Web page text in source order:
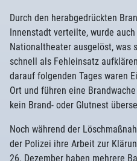
Durch den herabgedrückten
Innenstadt verteilte, wurde
Nationaltheater ausgelöst, was
schnell als Fehleinsatz
darauf folgenden Tages waren
Ort und führen eine
kein Brand- oder Glutnest
Noch während der
der Polizei ihre Arbeit zur
26. Dezember haben mehrere